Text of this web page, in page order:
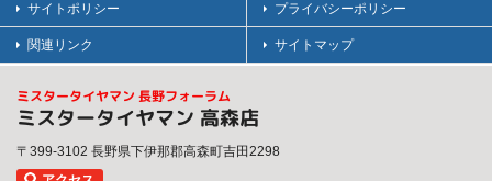
サイトポリシー プライバシーポリシー
関連リンク サイトマップ
ミスタータイヤマン 長野フォーラム
ミスタータイヤマン 高森店
〒399-3102 長野県下伊那郡高森町吉田2298